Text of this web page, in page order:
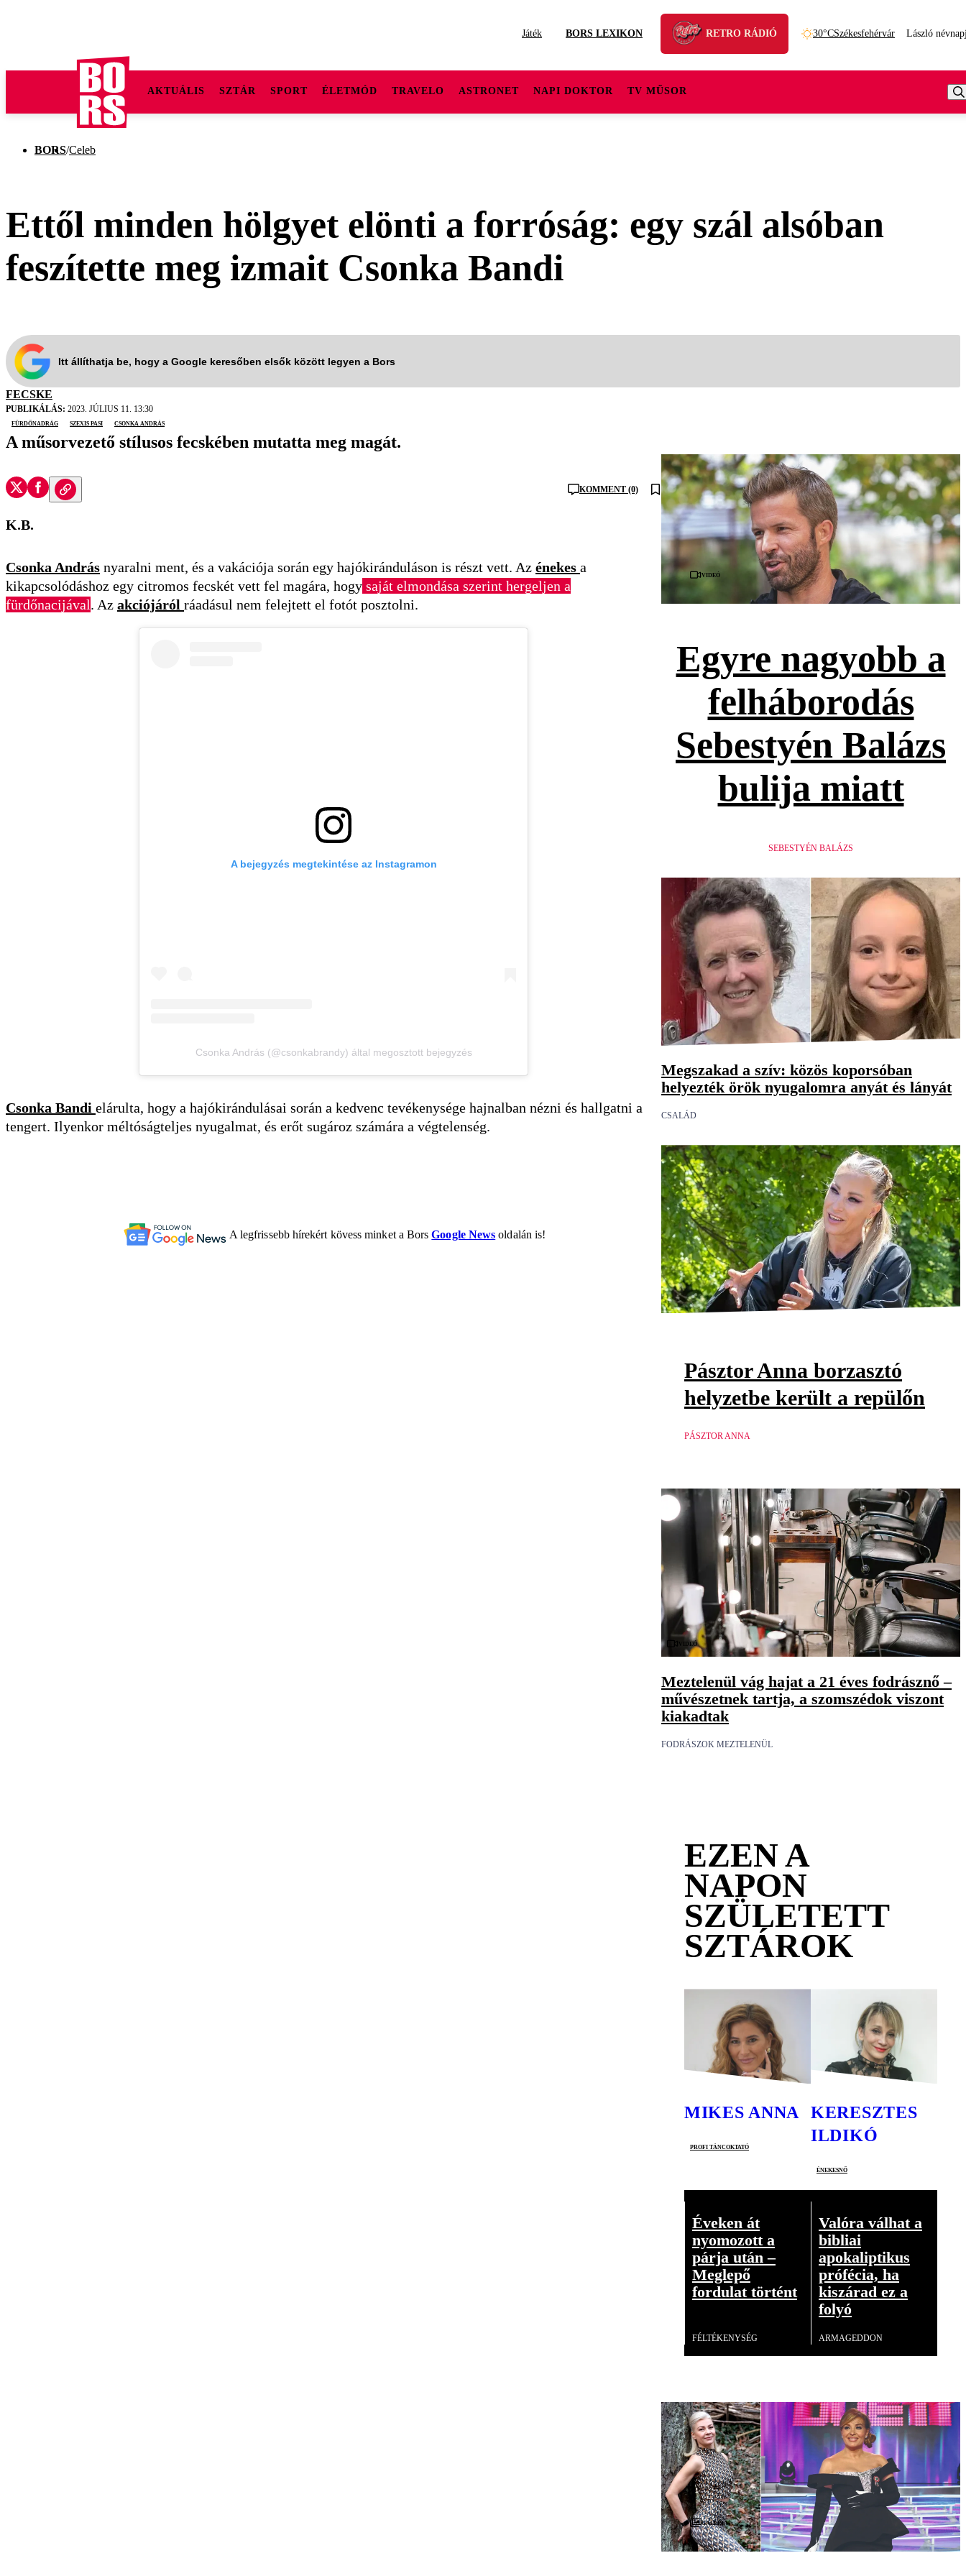
Játék BORS LEXIKON RETRO RÁDIÓ 30°CSzékesfehérvár László
AKTUÁLIS SZTÁR SPORT ÉLETMÓD TRAVELO ASTRONET NAPI DOKTOR TV MŰSOR
BORS/Celeb
Ettől minden hölgyet elönti a forróság: egy szál alsóban
feszítette meg izmait Csonka Bandi
Itt állíthatja be, hogy a Google keresőben elsők között legyen a Bors
FECSKE
PUBLIKÁLÁS: 2023. JÚLIUS 11. 13:30
fürdőnadrág
szexis pasi Csonka András
A műsorvezető stílusos fecskében mutatta meg magát.
KOMMENT (0)
K.B.
Csonka András nyaralni ment, és a vakációja során egy hajókiránduláson is részt vett. Az énekes a
kikapcsolódáshoz egy citromos fecskét vett fel magára, hogy saját elmondása szerint hergeljen a
fürdőnacijával. Az akciójáról ráadásul nem felejtett el fotót posztolni.
A bejegyzés megtekintése az Instagramon
Csonka András (@csonkabrandy) által megosztott bejegyzés
Csonka Bandi elárulta, hogy a hajókirándulásai során a kedvenc tevékenysége hajnalban nézni és hallgatni a
tengert. Ilyenkor méltóságteljes nyugalmat, és erőt sugároz számára a végtelenség.
A legfrissebb hírekért kövess minket a BorsGoogle News oldalán is!
Videó
Egyre nagyobb a
felháborodás
Sebestyén Balázs
bulija miatt
SEBESTYÉN BALÁZS
Megszakad a szív: közös koporsóban
helyezték örök nyugalomra anyát és lányát
CSALÁD
Pásztor Anna borzasztó
helyzetbe került a repülőn
PÁSZTOR ANNA
Videó
Meztelenül vág hajat a 21 éves fodrásznő –
művészetnek tartja, a szomszédok viszont
kiakadtak
FODRÁSZOK MEZTELENÜL
EZEN A
NAPON
SZÜLETETT
SZTÁROK
MIKES ANNA
profi táncoktató
KERESZTES
ILDIKÓ
énekesnő
Éveken át
nyomozott a
párja után –
Meglepő
fordulat történt
FÉLTÉKENYSÉG
Valóra válhat a
bibliai
apokaliptikus
prófécia, ha
kiszárad ez a
folyó
ARMAGEDDON
Galéria